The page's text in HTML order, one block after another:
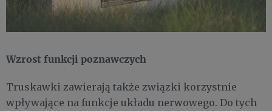
Wzrost funkcji poznawczych
Truskawki zawierają także związki korzystnie
wpływające na funkcje układu nerwowego. Do tych